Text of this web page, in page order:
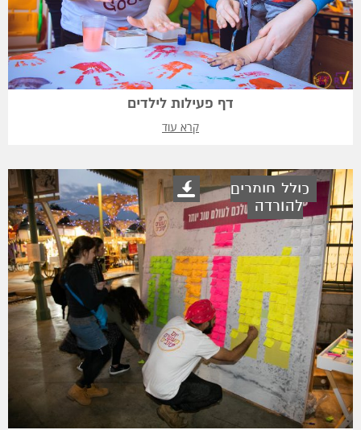
דף פעילות לילדים
קרא עוד
כולל חומרים
להורדה